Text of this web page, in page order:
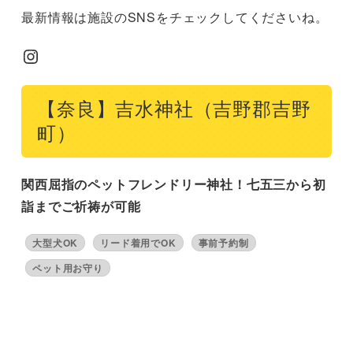
最新情報は施設のSNSをチェックしてくださいね。
Instagram
【奈良】吉水神社（吉野郡吉野
町）
関西屈指のペットフレンドリー神社！七五三から初
詣までご祈祷が可能
大型犬OK リード着用でOK
事前予約制
ペット用お守り